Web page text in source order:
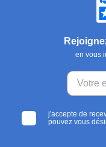
en vous
j'accepte de
pouvez vous